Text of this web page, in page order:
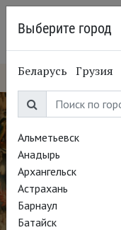
Выберите город
Беларусь Грузия
Альметьевск
Анадырь
Архангельск
Астрахань
Барнаул
Батайск